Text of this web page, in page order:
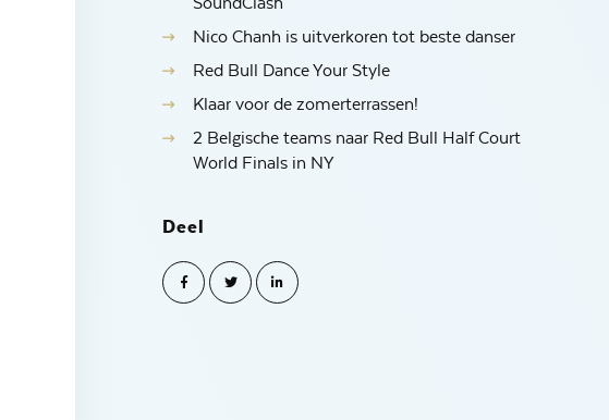
Nico Chanh is uitverkoren tot beste danser
Red Bull Dance Your Style
Klaar voor de zomerterrassen!
2 Belgische teams naar Red Bull Half Court
World Finals in NY
Deel